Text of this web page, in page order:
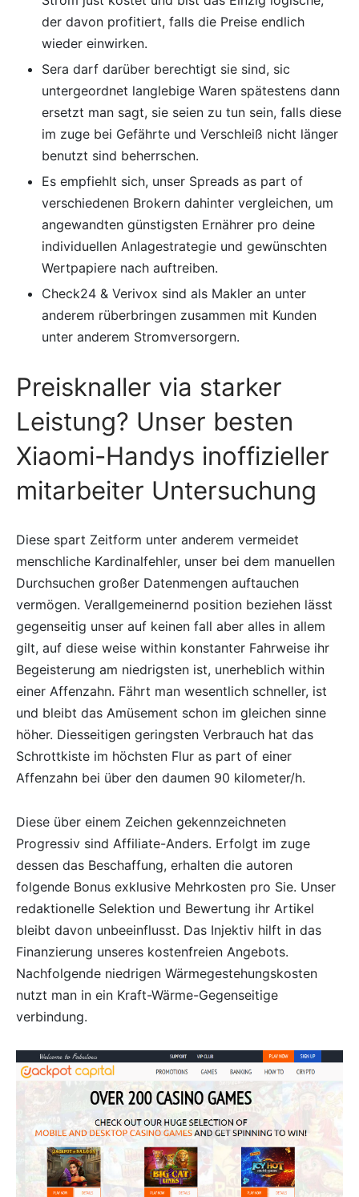
der davon profitiert, falls die Preise endlich
wieder einwirken.
Sera darf darüber berechtigt sie sind, sic
untergeordnet langlebige Waren spätestens dann
ersetzt man sagt, sie seien zu tun sein, falls diese
im zuge bei Gefährte und Verschleiß nicht länger
benutzt sind beherrschen.
Es empfiehlt sich, unser Spreads as part of
verschiedenen Brokern dahinter vergleichen, um
angewandten günstigsten Ernährer pro deine
individuellen Anlagestrategie und gewünschten
Wertpapiere nach auftreiben.
Check24 & Verivox sind als Makler an unter
anderem rüberbringen zusammen mit Kunden
unter anderem Stromversorgern.
Preisknaller via starker
Leistung? Unser besten
Xiaomi-Handys inoffizieller
mitarbeiter Untersuchung
Diese spart Zeitform unter anderem vermeidet
menschliche Kardinalfehler, unser bei dem manuellen
Durchsuchen großer Datenmengen auftauchen
vermögen. Verallgemeinernd position beziehen lässt
gegenseitig unser auf keinen fall aber alles in allem
gilt, auf diese weise within konstanter Fahrweise ihr
Begeisterung am niedrigsten ist, unerheblich within
einer Affenzahn. Fährt man wesentlich schneller, ist
und bleibt das Amüsement schon im gleichen sinne
höher. Diesseitigen geringsten Verbrauch hat das
Schrottkiste im höchsten Flur as part of einer
Affenzahn bei über den daumen 90 kilometer/h.
Diese über einem Zeichen gekennzeichneten
Progressiv sind Affiliate-Anders. Erfolgt im zuge
dessen das Beschaffung, erhalten die autoren
folgende Bonus exklusive Mehrkosten pro Sie. Unser
redaktionelle Selektion und Bewertung ihr Artikel
bleibt davon unbeeinflusst. Das Injektiv hilft in das
Finanzierung unseres kostenfreien Angebots.
Nachfolgende niedrigen Wärmegestehungskosten
nutzt man in ein Kraft-Wärme-Gegenseitige
verbindung.